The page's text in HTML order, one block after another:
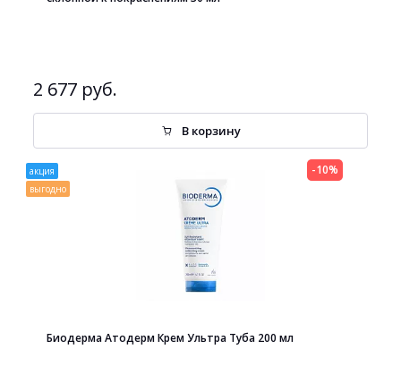
2 677 руб.
В корзину
акция
выгодно
Биодерма Атодерм Крем Ультра Туба 200 мл
-10%